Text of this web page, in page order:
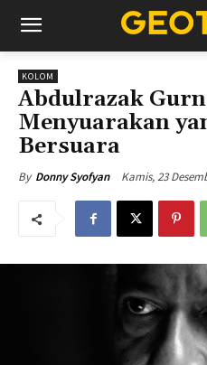
KOLOM
Abdulrazak
Menyuarakan
Bersuara
By Donny Syofyan Kamis, 23